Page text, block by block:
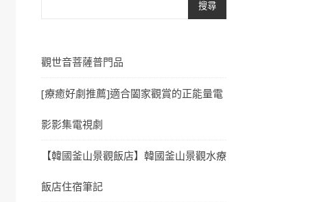
搜尋
觀世音菩薩普門品
[療癒好劇推薦]適合闔家觀賞的正能量電
影影集電視劇
【韓國釜山景觀飯店】韓國釜山景觀水療
飯店住宿筆記